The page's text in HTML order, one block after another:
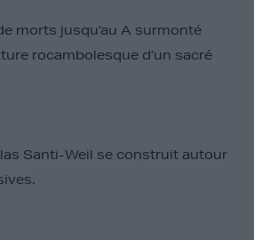
morts jusqu’au A surmonté
rocambolesque d’un sacré
Santi-Weil se construit autour